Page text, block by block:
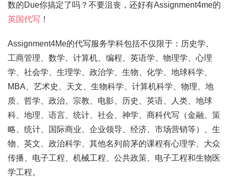
数的Due你搞定了吗？不要沮丧，还好有Assignment4me的
英国代写 ！
Assignment4Me的代写服务学科包括不仅限于：历史学、
工商管理、数学、计算机、编程、英语学、物理学、心理
学、社会学、生理学、政治学、生物、化学、地球科学、
MBA、艺术史、天文、生物科学、计算机科学、物理、地
质、哲学、政治、宗教、电影、历史、英语、人类、地球
科、地理、语言、统计、社会、神学、商科代写（金融、策
略、统计、国际商业、企业领导、经济、市场营销等）、生
物、英文、政治科学、其他名列前茅的课程有心理学、大众
传播、电子工程、机械工程、公共政策、电子工程和生物医
学工程。